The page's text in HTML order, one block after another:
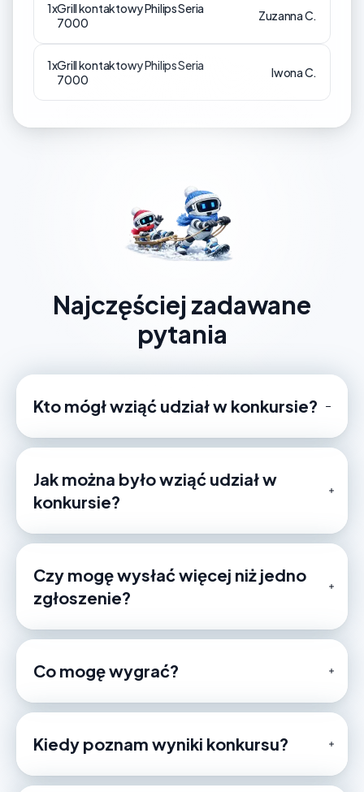
1xGrill kontaktowy Philips Seria
7000
Zuzanna C.
1xGrill kontaktowy Philips Seria
7000
Iwona C.
Najczęściej zadawane
pytania
Kto mógł wziąć udział w konkursie?
Każda osoba fizyczna, która ukończyła 18 lat,
ma pełną zdolność do czynności prawnych i
mieszka na stałe w Polsce oraz jest
użytkownikiem aplikacji Selmo.
Jak można było wziąć udział w
konkursie?
Czy mogę wysłać więcej niż jedno
zgłoszenie?
Co mogę wygrać?
Nagroda główna:
Nagrody dodatkowe:
Kiedy poznam wyniki konkursu?